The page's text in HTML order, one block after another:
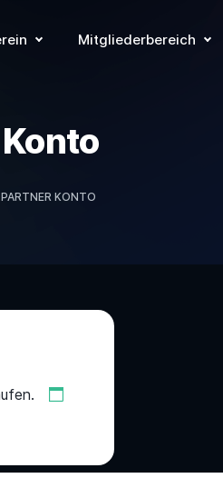
Mitgliederbereich
PARTNER KONTO